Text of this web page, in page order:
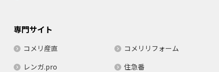
専門サイト
コメリ産直
コメリリフォーム
レンガ.pro
住急番